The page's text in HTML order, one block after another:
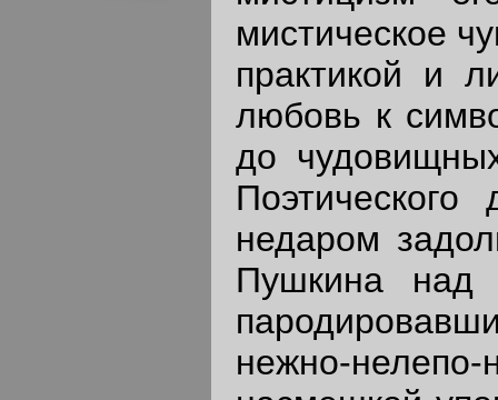
мистическое
практикой и
любовь к
до
недаром
Пушкина над
нежно-